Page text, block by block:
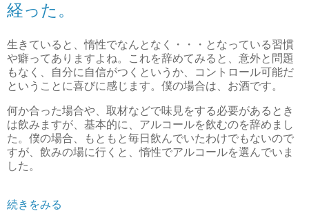
経った。
生きていると、惰性でなんとなく・・・となっている習慣
や癖ってありますよね。これを辞めてみると、意外と問題
もなく、自分に自信がつくというか、コントロール可能だ
ということに喜びに感じます。僕の場合は、お酒です。
何か合った場合や、取材などで味見をする必要があるとき
は飲みますが、基本的に、アルコールを飲むのを辞めまし
た。僕の場合、もともと毎日飲んでいたわけでもないので
すが、飲みの場に行くと、惰性でアルコールを選んでいま
した。
続きをみる